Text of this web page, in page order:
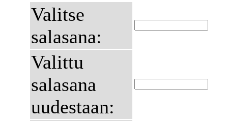
Valitse
salasana:
Valittu
salasana
uudestaan: